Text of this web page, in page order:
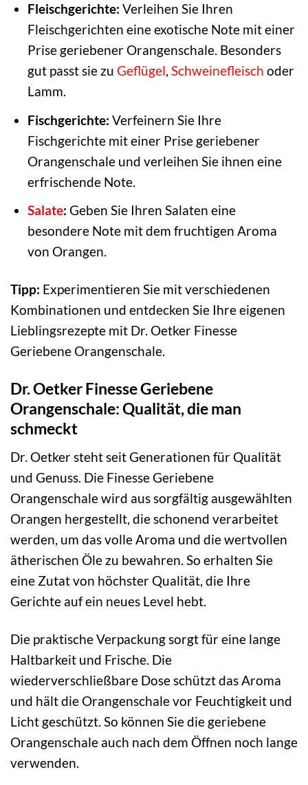
Fleischgerichte: Verleihen Sie Ihren
Fleischgerichten eine exotische Note mit einer
Prise geriebener Orangenschale. Besonders
gut passt sie zu Geflügel, Schweinefleisch oder
Lamm.
Fischgerichte: Verfeinern Sie Ihre
Fischgerichte mit einer Prise geriebener
Orangenschale und verleihen Sie ihnen eine
erfrischende Note.
Salate: Geben Sie Ihren Salaten eine
besondere Note mit dem fruchtigen Aroma
von Orangen.
Tipp: Experimentieren Sie mit verschiedenen
Kombinationen und entdecken Sie Ihre eigenen
Lieblingsrezepte mit Dr. Oetker Finesse
Geriebene Orangenschale.
Dr. Oetker Finesse Geriebene
Orangenschale: Qualität, die man
schmeckt
Dr. Oetker steht seit Generationen für Qualität
und Genuss. Die Finesse Geriebene
Orangenschale wird aus sorgfältig ausgewählten
Orangen hergestellt, die schonend verarbeitet
werden, um das volle Aroma und die wertvollen
ätherischen Öle zu bewahren. So erhalten Sie
eine Zutat von höchster Qualität, die Ihre
Gerichte auf ein neues Level hebt.
Die praktische Verpackung sorgt für eine lange
Haltbarkeit und Frische. Die
wiederverschließbare Dose schützt das Aroma
und hält die Orangenschale vor Feuchtigkeit und
Licht geschützt. So können Sie die geriebene
Orangenschale auch nach dem Öffnen noch lange
verwenden.